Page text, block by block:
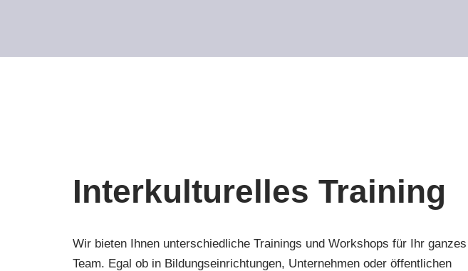
Interkulturelles Training
Wir bieten Ihnen unterschiedliche Trainings und Workshops für Ihr ganzes
Team. Egal ob in Bildungseinrichtungen, Unternehmen oder öffentlichen